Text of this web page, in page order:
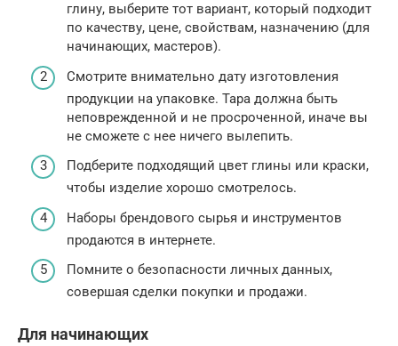
глину, выберите тот вариант, который подходит
по качеству, цене, свойствам, назначению (для
начинающих, мастеров).
Смотрите внимательно дату изготовления
продукции на упаковке. Тара должна быть
неповрежденной и не просроченной, иначе вы
не сможете с нее ничего вылепить.
Подберите подходящий цвет глины или краски,
чтобы изделие хорошо смотрелось.
Наборы брендового сырья и инструментов
продаются в интернете.
Помните о безопасности личных данных,
совершая сделки покупки и продажи.
Для начинающих